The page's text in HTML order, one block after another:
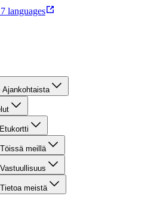
languages
meillä
meistä